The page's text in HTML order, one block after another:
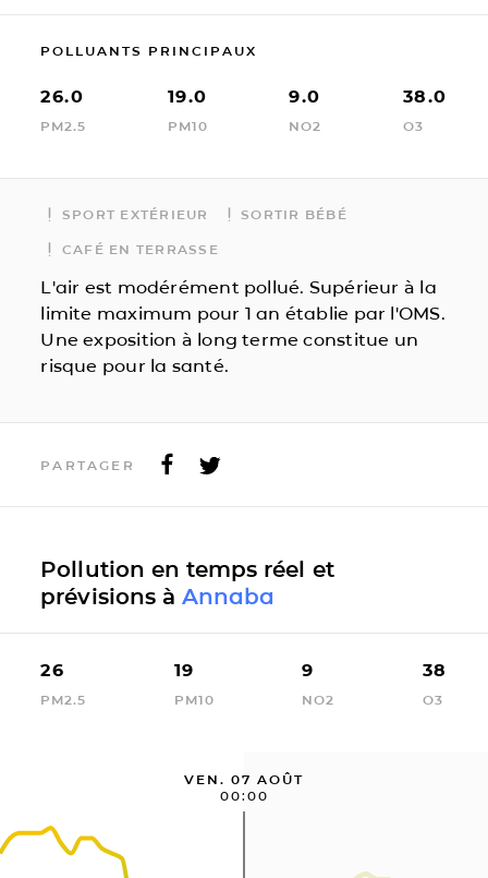
POLLUANTS PRINCIPAUX
26.0
PM2.5
19.0
PM10
9.0
NO2
38.0
O3
SPORT EXTÉRIEUR SORTIR BÉBÉ
CAFÉ EN TERRASSE
L'air est modérément pollué. Supérieur à la
limite maximum pour 1 an établie par l'OMS.
Une exposition à long terme constitue un
risque pour la santé.
PARTAGER
Pollution en temps réel et
prévisions à Annaba
26
PM2.5
19
PM10
9
NO2
38
O3
VEN. 07 AOÛT
00:00